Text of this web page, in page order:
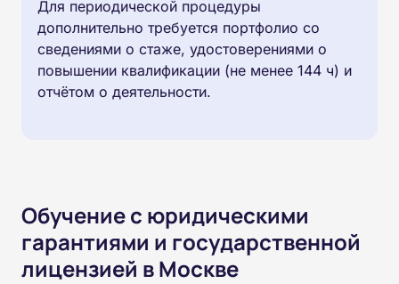
Для периодической процедуры
дополнительно требуется портфолио со
сведениями о стаже, удостоверениями о
повышении квалификации (не менее 144 ч) и
отчётом о деятельности.
Обучение с юридическими
гарантиями и государственной
лицензией в Москве